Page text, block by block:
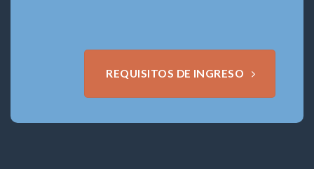
REQUISITOS DE INGRESO